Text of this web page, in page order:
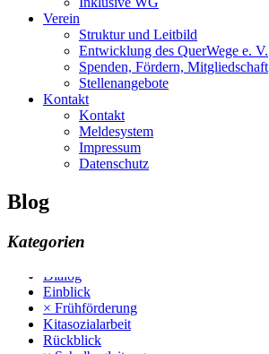
Verein
Struktur und Leitbild
Entwicklung des QuerWege e. V.
Spenden, Fördern, Mitgliedschaft
Stellenangebote
Kontakt
Kontakt
Meldesystem
Impressum
Datenschutz
Blog
Kategorien
Dialog
Einblick
× Frühförderung
Kitasozialarbeit
Rückblick